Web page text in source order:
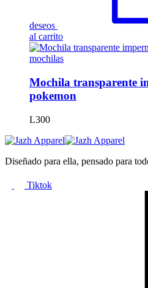
deseos
al carrito
mochilas
Mochila transparente
pokemon
L300
Diseñado para ella, pensado para
Tiktok